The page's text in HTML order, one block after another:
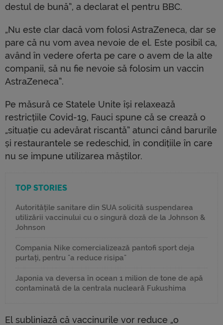
destul de bună”, a declarat el pentru BBC.
„Nu este clar dacă vom folosi AstraZeneca, dar se
pare că nu vom avea nevoie de el. Este posibil ca,
având în vedere oferta pe care o avem de la alte
companii, să nu fie nevoie să folosim un vaccin
AstraZeneca”.
Pe măsură ce Statele Unite își relaxează
restricțiile Covid-19, Fauci spune că se crează o
„situație cu adevărat riscantă” atunci când barurile
și restaurantele se redeschid, în condițiile în care
nu se impune utilizarea măștilor.
TOP STORIES
Autoritățile sanitare din SUA solicită suspendarea
utilizării vaccinului cu o singură doză de la Johnson &
Johnson
Compania Nike comercializează pantofi sport deja
purtați, pentru "a reduce risipa"
Japonia va deversa în ocean 1 milion de tone de apă
contaminată de la centrala nucleară Fukushima
El subliniază că vaccinurile vor reduce „o